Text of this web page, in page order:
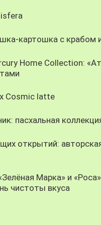
картошка с крабом
Home Collection:
Cosmic latte
пасхальная
открытий:
Марка» и
чистоты вкуса